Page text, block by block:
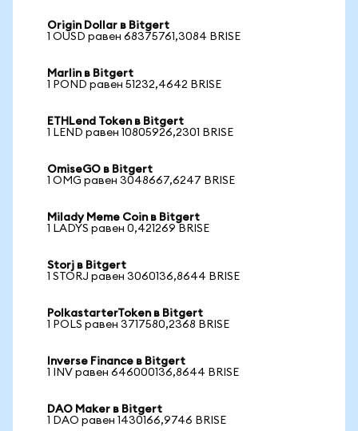
Origin Dollar в Bitgert
1 OUSD равен 68375761,3084 BRISE
Marlin в Bitgert
1 POND равен 51232,4642 BRISE
ETHLend Token в Bitgert
1 LEND равен 10805926,2301 BRISE
OmiseGO в Bitgert
1 OMG равен 3048667,6247 BRISE
Milady Meme Coin в Bitgert
1 LADYS равен 0,421269 BRISE
Storj в Bitgert
1 STORJ равен 3060136,8644 BRISE
PolkastarterToken в Bitgert
1 POLS равен 3717580,2368 BRISE
Inverse Finance в Bitgert
1 INV равен 646000136,8644 BRISE
DAO Maker в Bitgert
1 DAO равен 1430166,9746 BRISE